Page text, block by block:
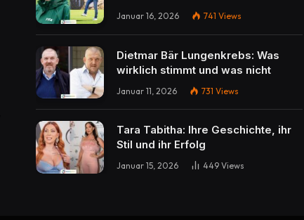
Januar 16, 2026 741 Views
Dietmar Bär Lungenkrebs: Was
wirklich stimmt und was nicht
Januar 11, 2026 731 Views
Tara Tabitha: Ihre Geschichte, ihr
Stil und ihr Erfolg
Januar 15, 2026 449 Views